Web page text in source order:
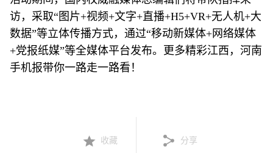
访，采取“图片+视频+文字+直播+H5+VR+无人机+大
数据”等立体传播方式，通过“移动新媒体+网络媒体
+党报纸媒”等全媒体平台发布。更多精彩江西，河南
手机报带你一路走一路看！
收藏 分享